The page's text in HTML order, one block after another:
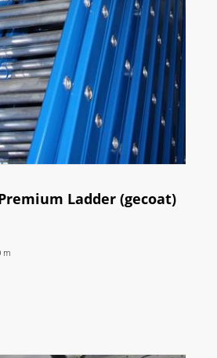
Ladder (gecoat)
m